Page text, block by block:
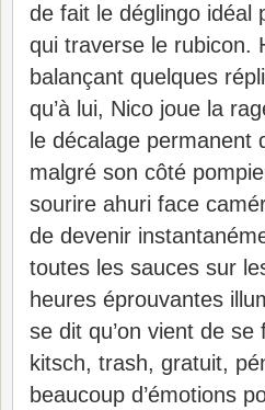
de fait le déglingo idéal
qui traverse le rubicon.
balançant quelques
qu’à lui, Nico joue la
le décalage permanent
malgré son côté
sourire ahuri face
de devenir
toutes les sauces sur
heures éprouvantes
se dit qu’on vient de
kitsch, trash, gratuit,
beaucoup d’émotions